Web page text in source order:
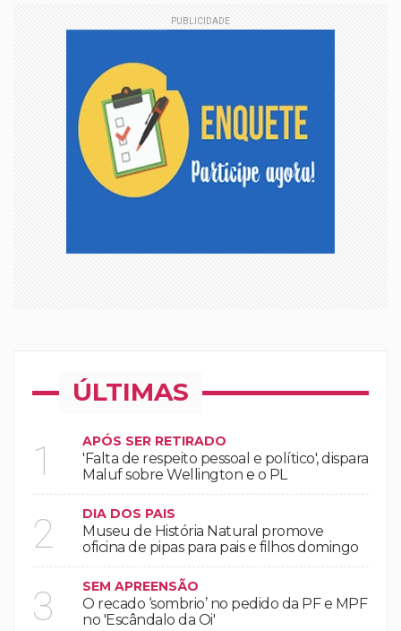
PUBLICIDADE
ÚLTIMAS
1 APÓS SER RETIRADO
'Falta de respeito pessoal e político', dispara
Maluf sobre Wellington e o PL
2 DIA DOS PAIS
Museu de História Natural promove
oficina de pipas para pais e filhos domingo
3 SEM APREENSÃO
O recado ‘sombrio’ no pedido da PF e MPF
no 'Escândalo da Oi'